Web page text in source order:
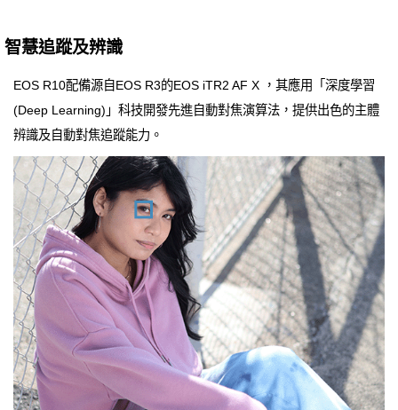
智慧追蹤及辨識
EOS R10配備源自EOS R3的EOS iTR2 AF X ，其應用「深度學習
(Deep Learning)」科技開發先進自動對焦演算法，提供出色的主體
辨識及自動對焦追蹤能力。